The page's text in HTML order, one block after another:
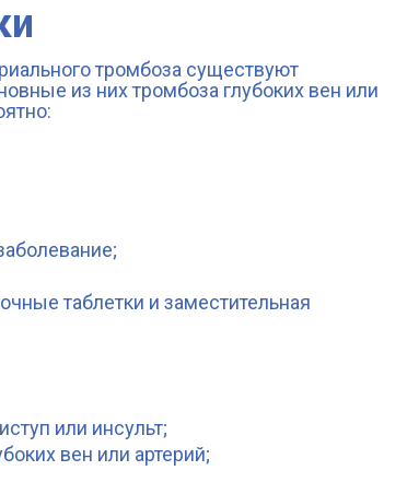
тромбоза существуют
из них тромбоза глубоких вен или
таблетки и заместительная
или инсульт;
вен или артерий;